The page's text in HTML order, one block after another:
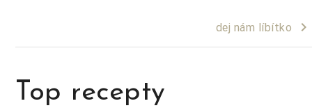
dej nám líbítko keyboard_arrow_right
Top recepty